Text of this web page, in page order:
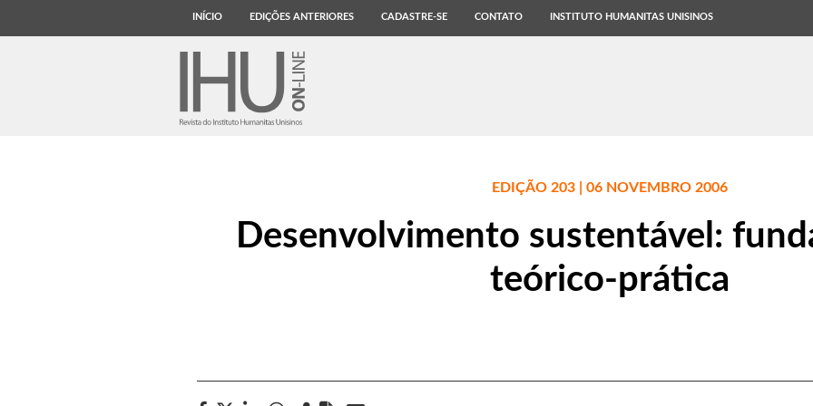
INÍCIO EDIÇÕES ANTERIORES CADASTRE-SE CONTATO INSTITUTO HUMANITAS UNISINOS
EDIÇÃO 203 | 06 NOVEMBRO 2006
Desenvolvimento sustentável:
teórico-prática